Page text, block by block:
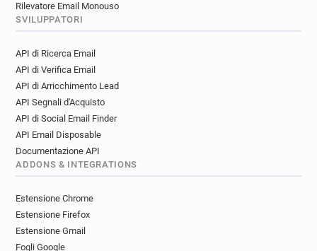
Rilevatore Email Monouso
SVILUPPATORI
API di Ricerca Email
API di Verifica Email
API di Arricchimento Lead
API Segnali d'Acquisto
API di Social Email Finder
API Email Disposable
Documentazione API
ADDONS & INTEGRATIONS
Estensione Chrome
Estensione Firefox
Estensione Gmail
Fogli Google